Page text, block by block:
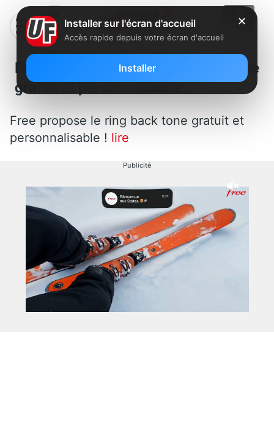
Free propose le ring back tone
gratuit et personnalisable !
Free propose le ring back tone gratuit et
personnalisable ! lire
Publicité
✕
Installer sur l'écran d'accueil
Accès rapide depuis votre écran d'accueil
Installer